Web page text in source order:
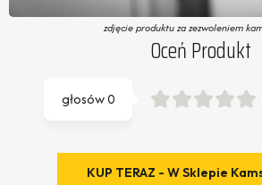
zdjęcie produktu za zezwoleniem
Oceń Produkt
głosów0
KUP TERAZ - W Sklepie